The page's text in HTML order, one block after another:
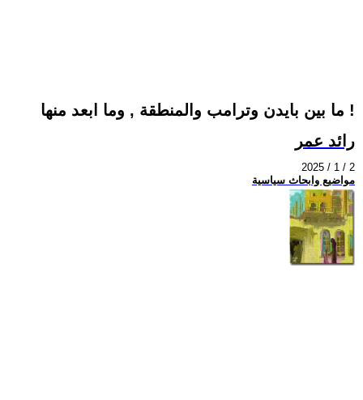
ما بين بايدن وترامب والمنطقة , وما ابعد منها !
رائد عمر
2025 / 1 / 2
مواضيع وابحاث سياسية